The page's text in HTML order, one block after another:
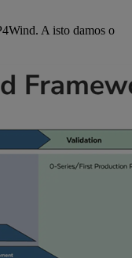
A isto damos o